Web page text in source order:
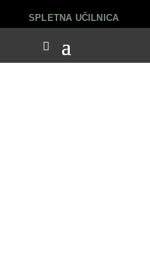
SPLETNA UČILNICA